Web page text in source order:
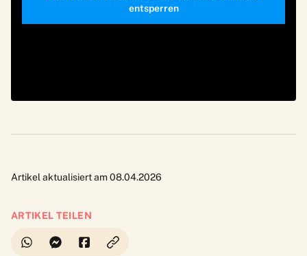
entsperren
Artikel aktualisiert am 08.04.2026
ARTIKEL TEILEN